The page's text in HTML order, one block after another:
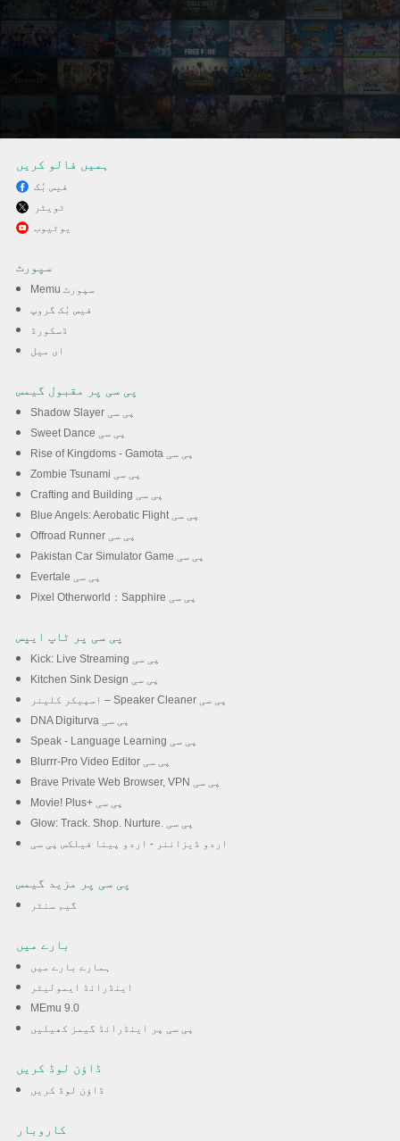
MEmu کے ساتھ پی سی پر
کھیلنے کا لطف لیں
ہمیں فالو کریں
فیس بُک
ٹویٹر
یوٹیوب
سپورٹ
Memu سپورٹ
فیس بُک گروپ
ڈسکورڈ
ای میل
پی سی پر مقبول گیمس
Shadow Slayer پی سی
Sweet Dance پی سی
Rise of Kingdoms - Gamota پی سی
Zombie Tsunami پی سی
Crafting and Building پی سی
Blue Angels: Aerobatic Flight پی سی
Offroad Runner پی سی
Pakistan Car Simulator Game پی سی
Evertale پی سی
Pixel Otherworld：Sapphire پی سی
پی سی پر ٹاپ ایپس
Kick: Live Streaming پی سی
Kitchen Sink Design پی سی
اسپیکر کلینر – Speaker Cleaner پی سی
DNA Digiturva پی سی
Speak - Language Learning پی سی
Blurrr-Pro Video Editor پی سی
Brave Private Web Browser, VPN پی سی
Movie! Plus+ پی سی
Glow: Track. Shop. Nurture. پی سی
اردو ڈیزائنر - اردو پینا فیلکس پی سی
پی سی پر مزید گیمس
گیم سنٹر
بارے میں
ہمارے بارے میں
اینڈرائڈ ایمولیٹر
MEmu 9.0
پی سی پر اینڈرائڈ گیمز کھیلیں
ڈاؤن لوڈ کریں
ڈاؤن لوڈ کریں
کاروبار